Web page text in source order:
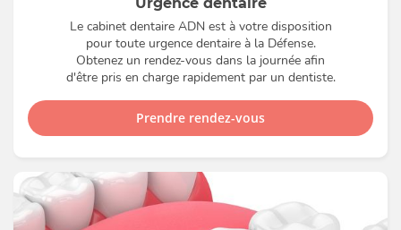
Le cabinet dentaire ADN est à votre disposition
pour toute urgence dentaire à la Défense.
Obtenez un rendez-vous dans la journée afin
d'être pris en charge rapidement par un dentiste.
Prendre rendez-vous